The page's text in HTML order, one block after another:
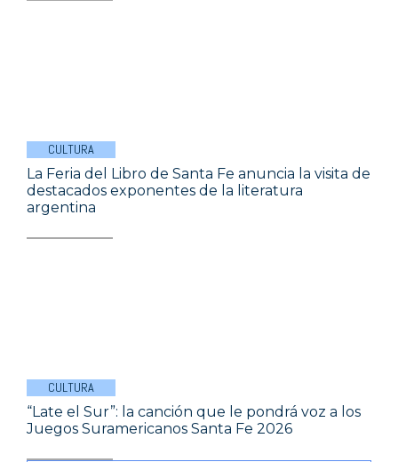
CULTURA
La Feria del Libro de Santa Fe anuncia la visita de
destacados exponentes de la literatura
argentina
CULTURA
“Late el Sur”: la canción que le pondrá voz a los
Juegos Suramericanos Santa Fe 2026